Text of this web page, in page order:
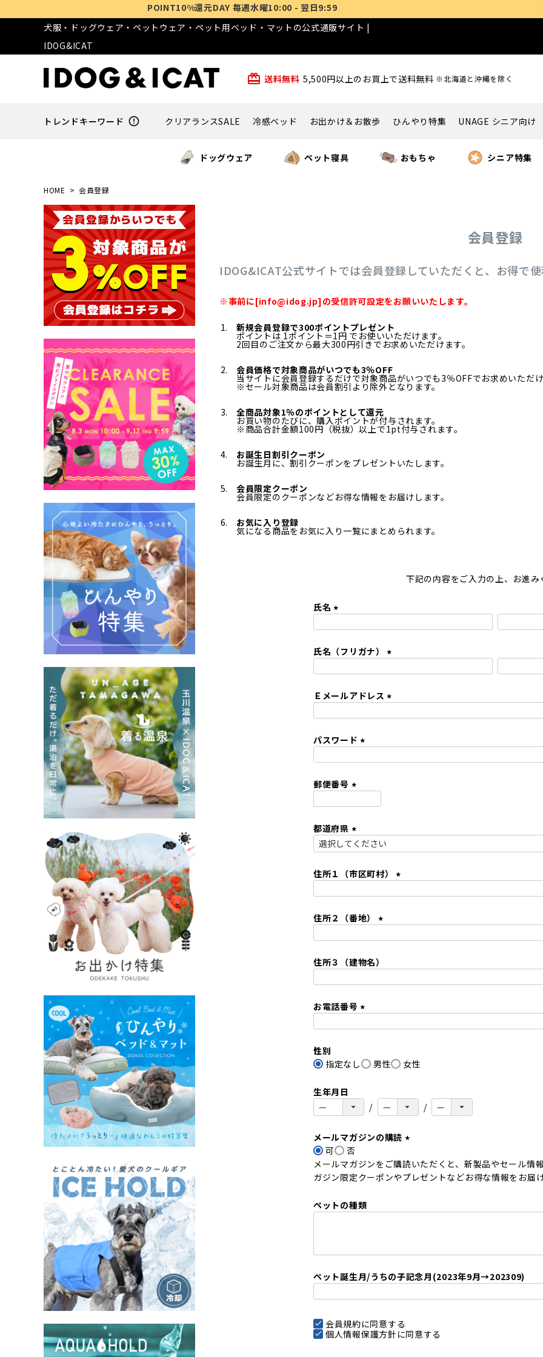
犬服・ドッグウェア・ペットウェア・ペット用ベッド・マットの公式通販サイト |
IDOG&ICAT
card_giftcard 送料無料 5,500円以上のお買上で送料無料 ※北海道と沖縄を除く
POINT10%還元DAY 毎週水曜10:00 - 翌日9:59
トレンドキーワード error_outline クリアランスSALE 冷感ベッド お出かけ＆お散歩 ひんやり特集 UNAGE シニア向け
ドッグウェア ペット寝具 おもちゃ シニア特集
HOME 会員登録
会員登録
IDOG&ICAT公式サイトでは会員登録していただくと、お得で
※事前に[info@idog.jp]の受信許可設定をお願いいたします。
新規会員登録で300ポイントプレゼント
ポイントは 1ポイント＝1円 でお使いいただけます。
2回目のご注文から最大300円引きでお求めいただけます。
会員価格で対象商品がいつでも3％OFF
当サイトに会員登録するだけで対象商品がいつでも3％OFFでお求めいただ
※セール対象商品は会員割引より除外となります。
全商品対象1％のポイントとして還元
お買い物のたびに、購入ポイントが付与されます。
※商品合計金額100円（税抜）以上で1pt付与されます。
お誕生日割引クーポン
お誕生月に、割引クーポンをプレゼントいたします。
会員限定クーポン
会員限定のクーポンなどお得な情報をお届けします。
お気に入り登録
気になる商品をお気に入り一覧にまとめられます。
下記の内容をご入力の上、お進み
氏名
須
氏名（フリガナ）
須
Ｅメールアドレス
パスワード
郵便番号
須
)
都道府県
(
須
住所１（市区町村）
住所２（番地）
須
住所３（建物名）
お電話番号
)
性別
指定なし
男性 女性
生年月日
メールマガジンの購読
必
須
可
否
メールマガジンをご購読いただくと、新製品やセール情
ガジン限定クーポンやプレゼントなどお得な情報をお届
ペットの種類
ペット誕生月/うちの子記念月(2023年9月→202309)
会員規約に同意する
個人情報保護方針 に同意する